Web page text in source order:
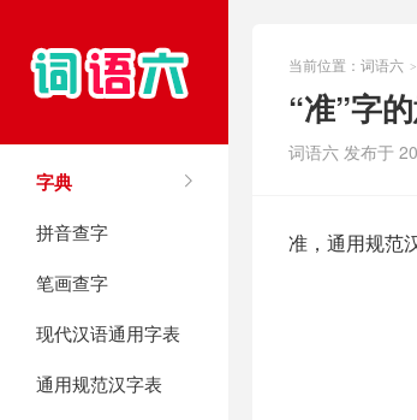
字典
拼音查字
笔画查字
现代汉语通用字表
通用规范汉字表
当前位置： 词语六 >
“准”字
词语六 发布于
准，通用规范